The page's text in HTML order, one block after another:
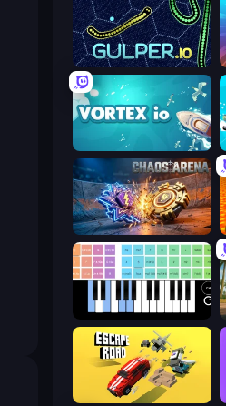
Gulper.io
Vortex.io
Chaos Arena
Virtual Online Piano
Escape Road